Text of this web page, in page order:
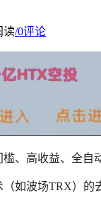
读/0评论
、高收益、全自
如波场TRX）